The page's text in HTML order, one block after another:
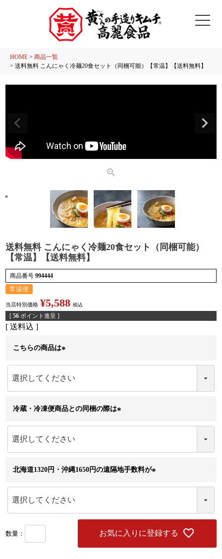
HOME
商品一覧
送料無料 こんにゃく冷麺20食セット（同梱可能）【常温】【送料無料】
送料無料 こんにゃく冷麺20食セット（同梱可能）
【常温】【送料無料】
商品番号 994444
常温便
当店特別価格 ¥5,588 税込
[ 56 ポイント進呈 ]
送料込
こちらの商品は
須
)
冷蔵・冷凍便商品との同梱の際は
)
北海道1320円・沖縄1650円の遠隔地手数料が
)
お気に入りに登録する